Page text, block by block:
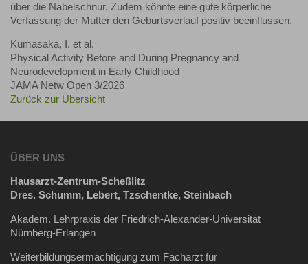
über die Nabelschnur. Zudem könnte eine gute körperliche
Verfassung der Mutter den Geburtsverlauf positiv beeinflussen.
Kumasaka, I. et al.
Physical Activity Before and During Pregnancy and
Neurodevelopment in Early Childhood
JAMA Netw Open 3/2026
Zurück zur Übersicht
ÜBER UNS
Hausarzt-Zentrum-Scheßlitz
Dres. Schumm, Lebert, Tzschentke, Steinbach
Akadem. Lehrpraxis der Friedrich-Alexander-Universität
Nürnberg-Erlangen
Weiterbildungsermächtigung zum Facharzt für